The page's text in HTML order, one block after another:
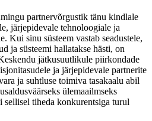
partnervõrgustik tänu kindlale
järjepidevale tehnoloogiale ja
Kui sinu süsteem vastab seadustele,
ja süsteemi hallatakse hästi, on
jätkusuutlikule piirkondade
ja järjepidevale partnerite
ja suhtluse toimiva tasakaalu abil
ülemaailmseks
sellisel tiheda konkurentsiga turul